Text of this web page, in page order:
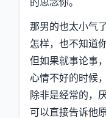
的思念你。
那男的也太小气
怎样，也不知道
但如果就事论事
心情不好的时候
除非是经常的，
可以直接告诉他